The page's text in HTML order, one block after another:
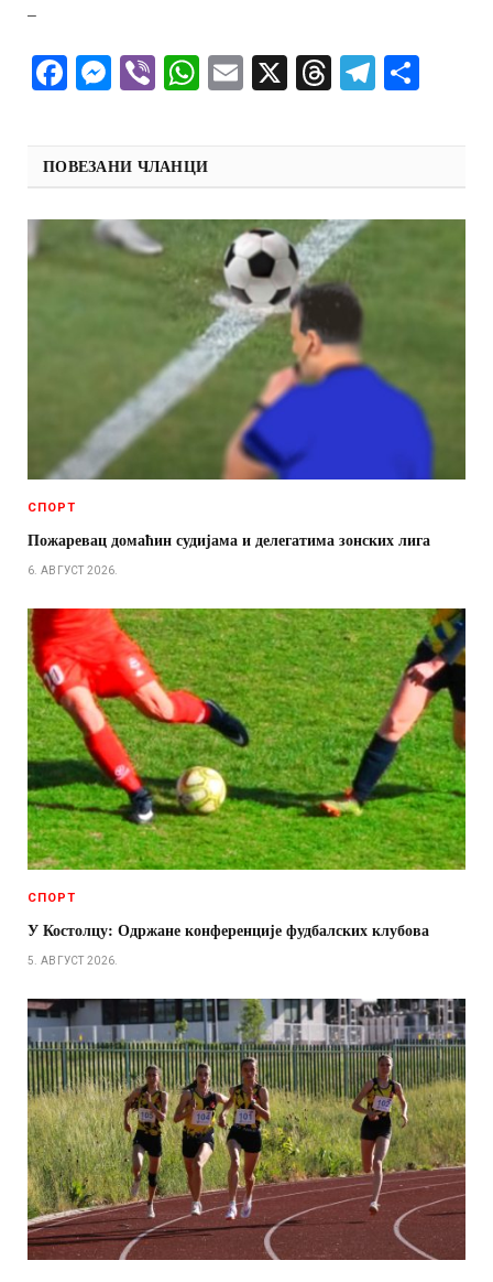
–
Facebook
Messenger
ViberWhatsApp
Email
X Threads
ПОВЕЗАНИ ЧЛАНЦИ
СПОРТ
Пожаревац домаћин судијама и делегатима зонских лига
6. АВГУСТ 2026.
СПОРТ
У Костолцу: Одржане конференције фудбалских клубова
5. АВГУСТ 2026.